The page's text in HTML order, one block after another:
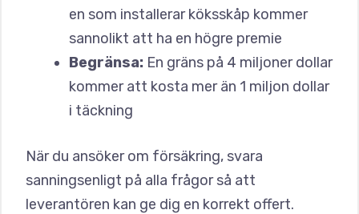
en som installerar köksskåp kommer
sannolikt att ha en högre premie
Begränsa: En gräns på 4 miljoner dollar
kommer att kosta mer än 1 miljon dollar
i täckning
När du ansöker om försäkring, svara
sanningsenligt på alla frågor så att
leverantören kan ge dig en korrekt offert.